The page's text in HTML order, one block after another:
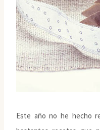
Este año no he hecho